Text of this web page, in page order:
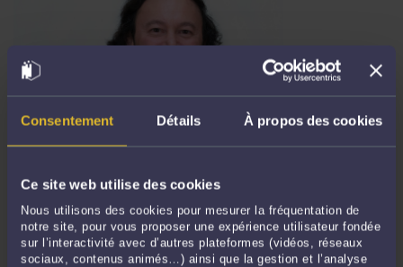
Consentement Détails À propos des cookies
Ce site web utilise des cookies
Nous utilisons des cookies pour mesurer la fréquentation de
notre site, pour vous proposer une expérience utilisateur fondée
sur l’interactivité avec d’autres plateformes (vidéos, réseaux
sociaux, contenus animés…) ainsi que la gestion et l’analyse
TENUE VESTIMENTAIRE POUR LA RENTRÉE : RETOURNEREZ AU
TRAVAIL EN BERMUDA POUR PROLONGER VOS VACANCES ?
la mode, dans le Magazine du Monde du 23 août 2025 p. 54. Le journaliste
concluait que cette tenue était risquée dans l’open space et pourrait conduire le
salarié qui risquait le bermuda dans l’open space ...Lire la suite >